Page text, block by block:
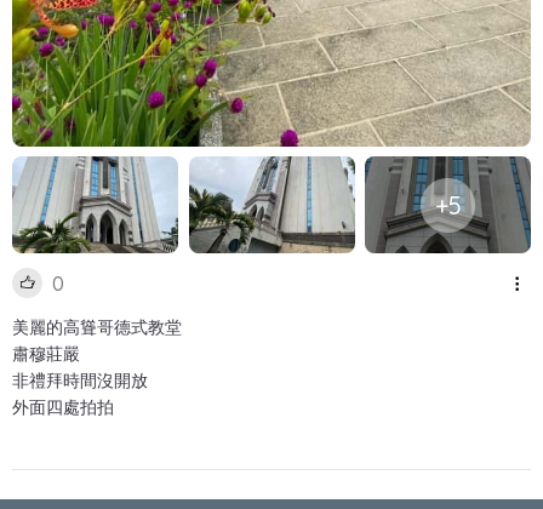
+5
0
美麗的高聳哥德式教堂
肅穆莊嚴
非禮拜時間沒開放
外面四處拍拍